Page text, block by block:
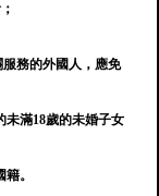
務的外國人，應免
未滿18歲的未婚子女
。